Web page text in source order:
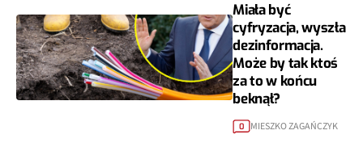
Miała być
cyfryzacja, wyszła
dezinformacja.
Może by tak ktoś
za to w końcu
beknął?
0 MIESZKO ZAGAŃCZYK